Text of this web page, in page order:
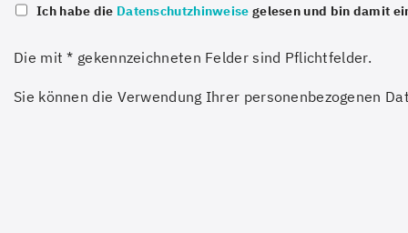
Ich habe die Datenschutzhinweise gelesen und bin damit
Die mit * gekennzeichneten Felder sind Pflichtfelder.
Sie können die Verwendung Ihrer personenbezogenen